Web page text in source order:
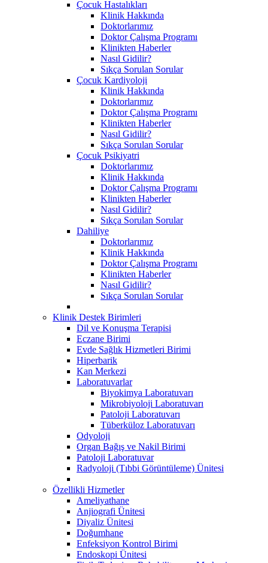
Çocuk Hastalıkları
Klinik Hakkında
Doktorlarımız
Doktor Çalışma Programı
Klinikten Haberler
Nasıl Gidilir?
Sıkça Sorulan Sorular
Çocuk Kardiyoloji
Klinik Hakkında
Doktorlarımız
Doktor Çalışma Programı
Klinikten Haberler
Nasıl Gidilir?
Sıkça Sorulan Sorular
Çocuk Psikiyatri
Doktorlarımız
Klinik Hakkında
Doktor Çalışma Programı
Klinikten Haberler
Nasıl Gidilir?
Sıkça Sorulan Sorular
Dahiliye
Doktorlarımız
Klinik Hakkında
Doktor Çalışma Programı
Klinikten Haberler
Nasıl Gidilir?
Sıkça Sorulan Sorular
Klinik Destek Birimleri
Dil ve Konuşma Terapisi
Eczane Birimi
Evde Sağlık Hizmetleri Birimi
Hiperbarik
Kan Merkezi
Laboratuvarlar
Biyokimya Laboratuvarı
Mikrobiyoloji Laboratuvarı
Patoloji Laboratuvarı
Tüberküloz Laboratuvarı
Odyoloji
Organ Bağış ve Nakil Birimi
Patoloji Laboratuvar
Radyoloji (Tıbbi Görüntüleme) Ünitesi
Özellikli Hizmetler
Ameliyathane
Anjiografi Ünitesi
Diyaliz Ünitesi
Doğumhane
Enfeksiyon Kontrol Birimi
Endoskopi Ünitesi